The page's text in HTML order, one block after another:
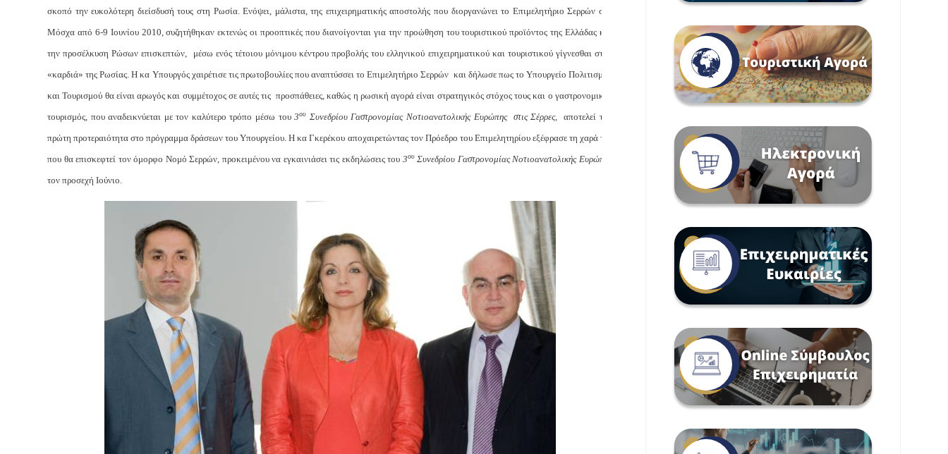
σκοπό την ευκολότερη διείσδυσή τους στη Ρωσία. Ενόψει, μάλιστα, της επιχειρηματικής αποστολής που διοργανώνει το Επιμελητήριο Σερρών στη
Μόσχα από 6-9 Ιουνίου 2010, συζητήθηκαν εκτενώς οι προοπτικές που διανοίγονται για την προώθηση του τουριστικού προϊόντος της Ελλάδας και
την προσέλκυση Ρώσων επισκεπτών, μέσω ενός τέτοιου μόνιμου κέντρου προβολής του ελληνικού επιχειρηματικού και τουριστικού γίγνεσθαι στην
«καρδιά» της Ρωσίας. Η κα Υπουργός χαιρέτισε τις πρωτοβουλίες που αναπτύσσει το Επιμελητήριο Σερρών και δήλωσε πως το Υπουργείο Πολιτισμού
και Τουρισμού θα είναι αρωγός και συμμέτοχος σε αυτές τις προσπάθειες, καθώς η ρωσική αγορά είναι στρατηγικός στόχος τους και ο γαστρονομικός
τουρισμός, που αναδεικνύεται με τον καλύτερο τρόπο μέσω του3ου Συνεδρίου Γαστρονομίας Νοτιοανατολικής Ευρώπης στις Σέρρες, αποτελεί την
πρώτη προτεραιότητα στο πρόγραμμα δράσεων του Υπουργείου. Η κα Γκερέκου αποχαιρετώντας τον Πρόεδρο του Επιμελητηρίου εξέφρασε τη χαρά της
που θα επισκεφτεί τον όμορφο Νομό Σερρών, προκειμένου να εγκαινιάσει τις εκδηλώσεις του 3ουΣυνεδρίου Γαστρονομίας Νοτιοανατολικής Ευρώπης
τον προσεχή Ιούνιο.